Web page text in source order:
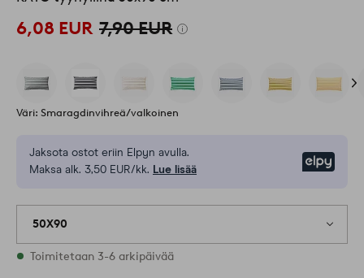
6,08 EUR 7,90 EUR
Väri: Smaragdinvihreä/valkoinen
Jaksota ostot eriin Elpyn avulla.
Maksa alk. 3,50 EUR/kk. Lue lisää
50X90
Varastossa
Toimitetaan 3-6 arkipäivää